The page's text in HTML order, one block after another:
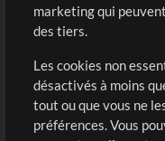
Contenu gratuit
Extras
Sessions
marketing qui
des tiers.
Les cookies non
désactivés à moins
tout ou que vous ne
préférences. Vous